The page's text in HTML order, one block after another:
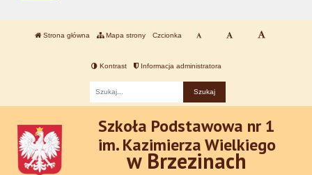
Strona główna Mapa strony Czcionka
Kontrast Informacja administratora
Szkoła Podstawowa nr 1
im. Kazimierza Wielkiego
w Brzezinach